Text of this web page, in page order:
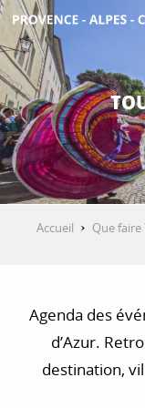
Aller
contenu
principal
QUE
Accueil Que faire
Agenda des
d’Azur.
destination,